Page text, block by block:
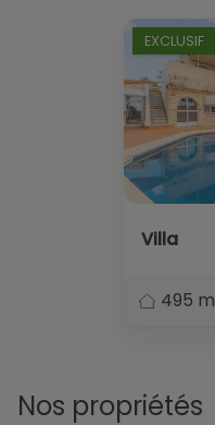
EXCLUSIF
Villa
495 m
Nos propriétés